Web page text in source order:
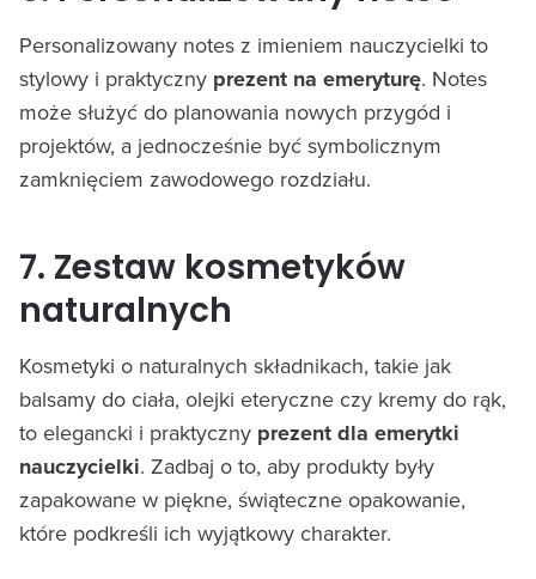
Personalizowany notes z imieniem nauczycielki to
stylowy i praktyczny prezent na emeryturę. Notes
może służyć do planowania nowych przygód i
projektów, a jednocześnie być symbolicznym
zamknięciem zawodowego rozdziału.
7. Zestaw kosmetyków
naturalnych
Kosmetyki o naturalnych składnikach, takie jak
balsamy do ciała, olejki eteryczne czy kremy do rąk,
to elegancki i praktyczny prezent dla emerytki
nauczycielki. Zadbaj o to, aby produkty były
zapakowane w piękne, świąteczne opakowanie,
które podkreśli ich wyjątkowy charakter.